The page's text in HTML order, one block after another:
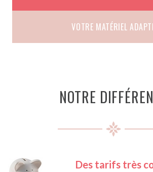
VOTRE MATÉRIEL
NOTRE
Des tarifs très